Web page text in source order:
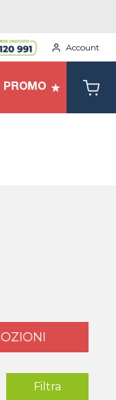
Account
PROMO
Filtra